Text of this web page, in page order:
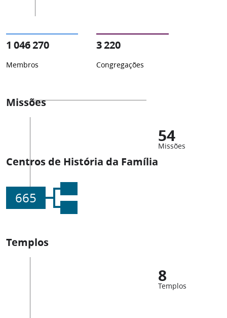
1 046 270
Membros
3 220
Congregações
Missões
54
Missões
Centros de História da Família
665
Templos
8
Templos